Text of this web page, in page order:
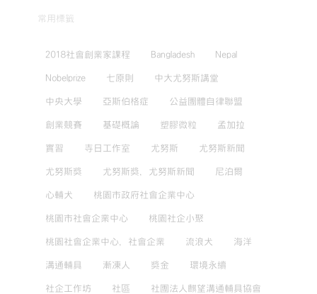
常用標籤
2018社會創業家課程 Bangladesh Nepal
Nobelprize 七原則 中大尤努斯講堂
中央大學 亞斯伯格症 公益團體自律聯盟
創業競賽 基礎概論 塑膠微粒 孟加拉
實習 寺日工作室 尤努斯 尤努斯新聞
尤努斯獎 尤努斯獎，尤努斯新聞 尼泊爾
心輔犬 桃園市政府社會企業中心
桃園市社會企業中心 桃園社企小聚
桃園社會企業中心，社會企業 流浪犬 海洋
溝通輔具 漸凍人 獎金 環境永續
社企工作坊 社區 社團法人麒望溝通輔具協會